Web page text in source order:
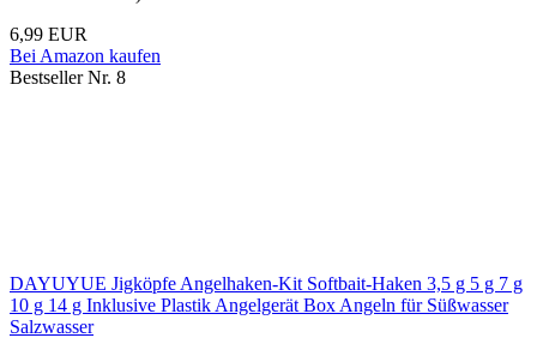
6,99 EUR
Bei Amazon kaufen
Bestseller Nr. 8
DAYUYUE Jigköpfe Angelhaken-Kit Softbait-Haken 3,5 g 5 g 7 g
10 g 14 g Inklusive Plastik Angelgerät Box Angeln für Süßwasser
Salzwasser